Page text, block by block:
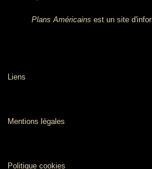
Plans Américains est un site
Liens
Mentions légales
Politique cookies